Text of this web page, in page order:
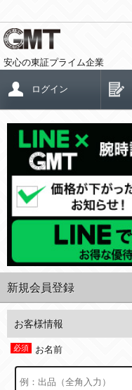
安心の東証プライム企業
ログイン
新規会員登録
お客様情報
お名前